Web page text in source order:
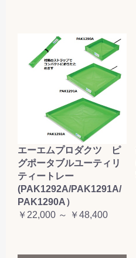
エーエムプロダクツ ピ
グポータブルユーティリ
ティートレー
(PAK1292A/PAK1291A/
PAK1290A）
￥22,000 ～ ￥48,400